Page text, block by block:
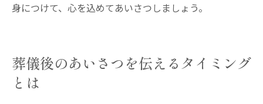
身につけて、心を込めてあいさつしましょう。
葬儀後のあいさつを伝えるタイミング
とは